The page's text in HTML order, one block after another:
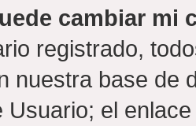
cambiar mi
registrado,
nuestra base de
Usuario; el